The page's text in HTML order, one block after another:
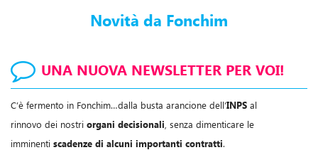
Novità da Fonchim
UNA NUOVA NEWSLETTER PER VOI!
C’è fermento in Fonchim…dalla busta arancione dell’INPS al
rinnovo dei nostri organi decisionali , senza dimenticare le
imminenti scadenze di alcuni importanti contratti.